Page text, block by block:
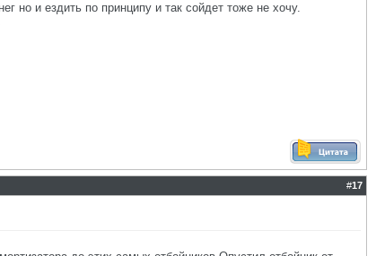
но и ездить по принципу и так сойдет тоже не хочу.
#17